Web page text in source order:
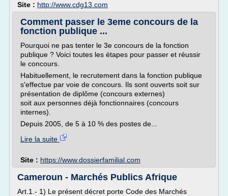
Site : http://www.cdg13.com
Comment passer le 3eme concours de la
fonction publique ...
Pourquoi ne pas tenter le 3e concours de la fonction
publique ? Voici toutes les étapes pour passer et réussir
le concours.
Habituellement, le recrutement dans la fonction publique
s'effectue par voie de concours. Ils sont ouverts soit sur
pré­sentation de diplôme (concours externes)
soit aux personnes déjà fonctionnaires (concours
internes).
Depuis 2005, de 5 à 10 % des postes de...
Lire la suite
Site : https://www.dossierfamilial.com
Cameroun - Marchés Publics Afrique
Art.1.- 1) Le présent décret porte Code des Marchés